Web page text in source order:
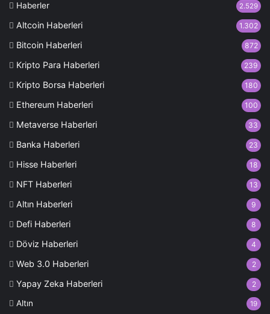
Haberler 2.529
Altcoin Haberleri 1.302
Bitcoin Haberleri 872
Kripto Para Haberleri 239
Kripto Borsa Haberleri 180
Ethereum Haberleri 100
Metaverse Haberleri 33
Banka Haberleri 23
Hisse Haberleri 18
NFT Haberleri 13
Altın Haberleri 9
Defi Haberleri 8
Döviz Haberleri 4
Web 3.0 Haberleri 2
Yapay Zeka Haberleri 2
Altın 19